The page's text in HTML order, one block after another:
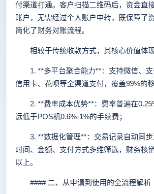
付渠道打通。客户扫描二维码后，资金直
账户，无需经过个人账户中转，既保障了
简化了财务对账流程。
相较于传统收款方式，其核心价值体现
1. **多平台聚合能力**：支持微信、支
信用卡、花呗等全渠道支付，覆盖99%的
2. **费率成本优势**：费率普遍在
远低于POS机0.6%-1%的手续费；
3. **数据化管理**：交易记录自动同步
时间、金额、支付方式多维筛选，财务核
以上。
#### 二、从申请到使用的全流程解析